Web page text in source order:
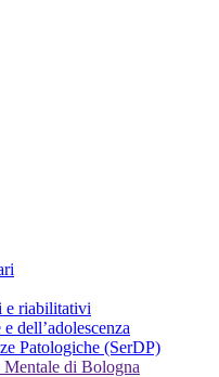
e riabilitativi
dell’adolescenza
Patologiche (SerDP)
di Bologna